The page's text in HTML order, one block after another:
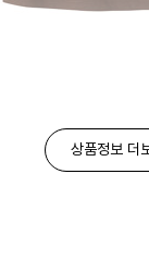
상품정보 더